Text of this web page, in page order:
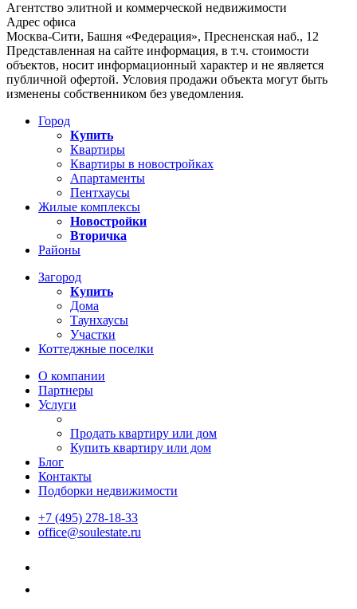
Агентство элитной и коммерческой недвижимости
Адрес офиса
Москва-Сити, Башня «Федерация», Пресненская наб., 12
Представленная на сайте информация, в т.ч. стоимости
объектов, носит информационный характер и не является
публичной офертой. Условия продажи объекта могут быть
изменены собственником без уведомления.
Город
Купить
Квартиры
Квартиры в новостройках
Апартаменты
Пентхаусы
Жилые комплексы
Новостройки
Вторичка
Районы
Загород
Купить
Дома
Таунхаусы
Участки
Коттеджные поселки
О компании
Партнеры
Услуги
Продать квартиру или дом
Купить квартиру или дом
Блог
Контакты
Подборки недвижимости
+7 (495) 278-18-33
office@soulestate.ru